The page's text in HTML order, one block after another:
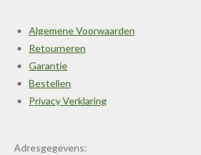
Algemene Voorwaarden
Retourneren
Garantie
Bestellen
Privacy Verklaring
Adresgegevens: